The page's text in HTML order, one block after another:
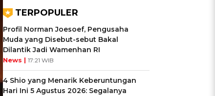
TERPOPULER
Profil Norman Joesoef, Pengusaha
Muda yang Disebut-sebut Bakal
Dilantik Jadi Wamenhan RI
News | 17:21 WIB
4 Shio yang Menarik Keberuntungan
Hari Ini 5 Agustus 2026: Segalanya